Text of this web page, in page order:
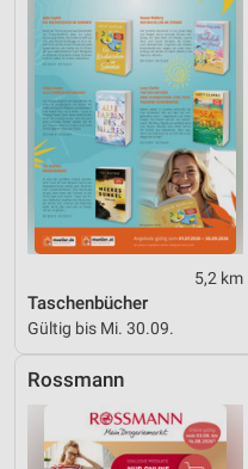
5,2 km
Taschenbücher
Gültig bis Mi. 30.09.
Rossmann